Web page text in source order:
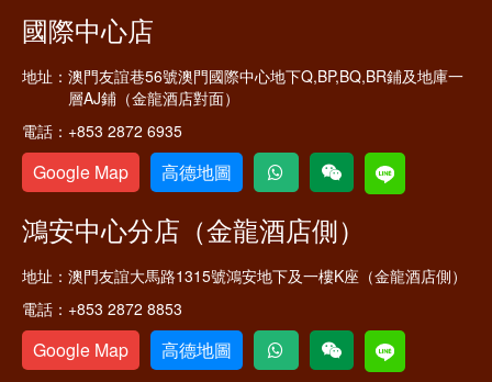
國際中心店
地址： 澳門友誼巷56號澳門國際中心地下Q,BP,BQ,BR鋪及地庫一
層AJ鋪（金龍酒店對面）
電話： +853 2872 6935
Google Map 高德地圖
鴻安中心分店（金龍酒店側）
地址： 澳門友誼大馬路1315號鴻安地下及一樓K座（金龍酒店側）
電話： +853 2872 8853
Google Map 高德地圖